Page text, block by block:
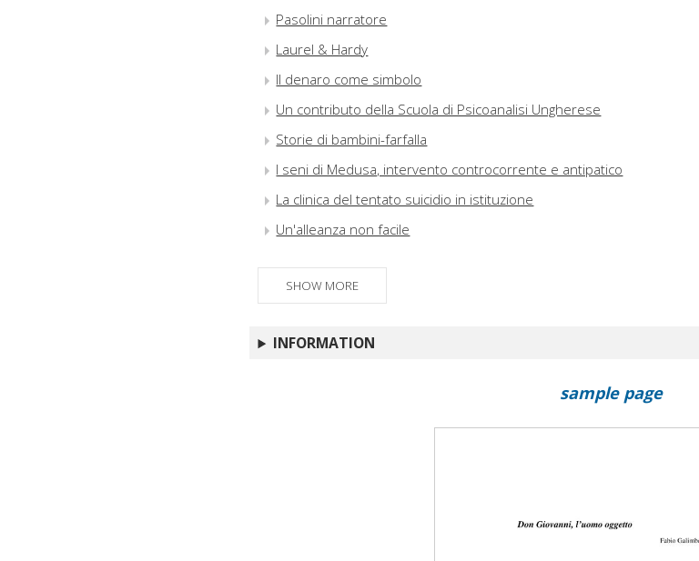
Pasolini narratore
Laurel & Hardy
Il denaro come simbolo
Un contributo della Scuola di Psicoanalisi Ungherese
Storie di bambini-farfalla
I seni di Medusa, intervento controcorrente e antipatico
La clinica del tentato suicidio in istituzione
Un'alleanza non facile
SHOW MORE
INFORMATION
sample page